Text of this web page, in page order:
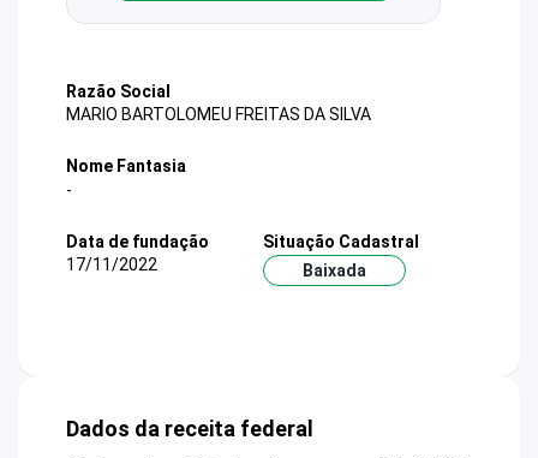
Razão Social
MARIO BARTOLOMEU FREITAS DA SILVA
Nome Fantasia
-
Data de fundação
17/11/2022
Situação Cadastral
Baixada
Dados da receita federal